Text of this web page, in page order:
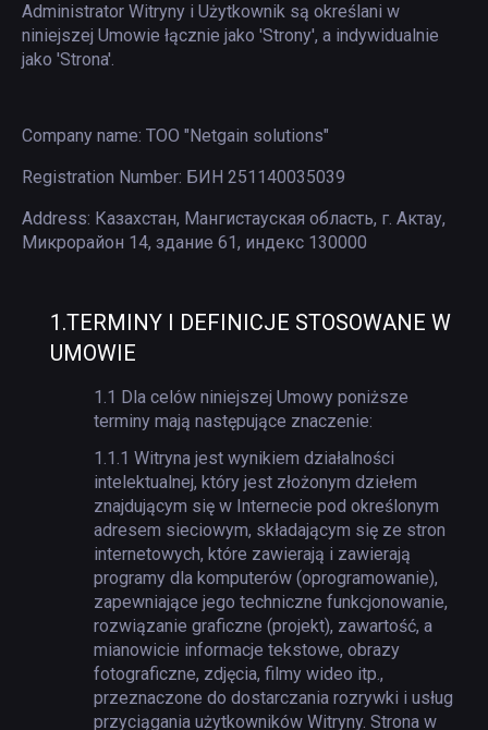
Administrator Witryny i Użytkownik są określani w
niniejszej Umowie łącznie jako 'Strony', a indywidualnie
jako 'Strona'.
Company name: ТОО "Netgain solutions"
Registration Number: БИН 251140035039
Address: Казахстан, Мангистауская область, г. Актау,
Микрорайон 14, здание 61, индекс 130000
1.TERMINY I DEFINICJE STOSOWANE W
UMOWIE
1.1 Dla celów niniejszej Umowy poniższe
terminy mają następujące znaczenie:
1.1.1 Witryna jest wynikiem działalności
intelektualnej, który jest złożonym dziełem
znajdującym się w Internecie pod określonym
adresem sieciowym, składającym się ze stron
internetowych, które zawierają i zawierają
programy dla komputerów (oprogramowanie),
zapewniające jego techniczne funkcjonowanie,
rozwiązanie graficzne (projekt), zawartość, a
mianowicie informacje tekstowe, obrazy
fotograficzne, zdjęcia, filmy wideo itp.,
przeznaczone do dostarczania rozrywki i usług
przyciągania użytkowników Witryny. Strona w